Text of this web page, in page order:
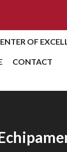
OF
CONTACT